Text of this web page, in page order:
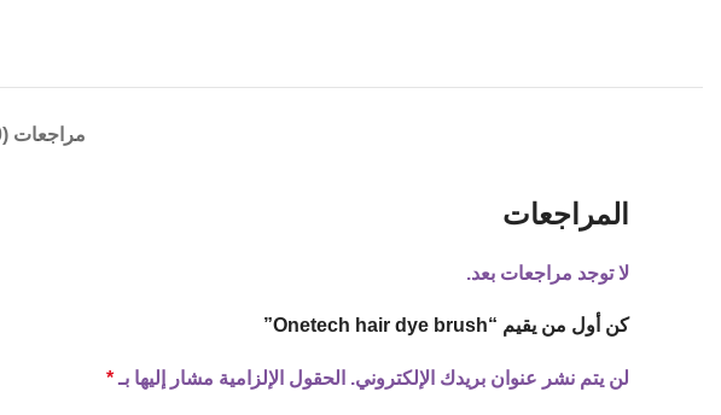
مراجعات (0)
المراجعات
لا توجد مراجعات بعد.
كن أول من يقيم “Onetech hair dye brush”
لن يتم نشر عنوان بريدك الإلكتروني. الحقول الإلزامية مشار إليها بـ*